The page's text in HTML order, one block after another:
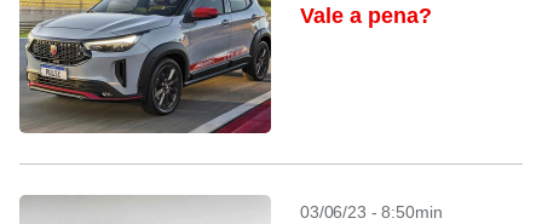
Vale a pena?
03/06/23 - 8:50min